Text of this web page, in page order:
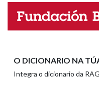
Nome
O DICIONARIO NA
Integra o dicionario da